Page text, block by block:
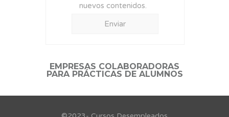
nuevos contenidos.
EMPRESAS COLABORADORAS
PARA PRÁCTICAS DE ALUMNOS